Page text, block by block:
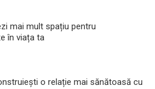
mai mult spațiu pentru
în viața ta
o relație mai sănătoasă cu